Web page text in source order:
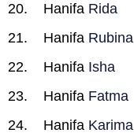
Hanifa Rida
Hanifa Rubina
Hanifa Isha
Hanifa Fatma
Hanifa Karima